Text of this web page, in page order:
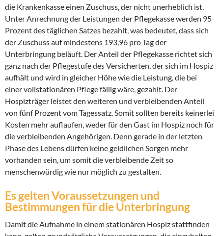
die Krankenkasse einen Zuschuss, der nicht unerheblich ist.
Unter Anrechnung der Leistungen der Pflegekasse werden 95
Prozent des täglichen Satzes bezahlt, was bedeutet, dass sich
der Zuschuss auf mindestens 193,96 pro Tag der
Unterbringung beläuft. Der Anteil der Pflegekasse richtet sich
ganz nach der Pflegestufe des Versicherten, der sich im Hospiz
aufhält und wird in gleicher Höhe wie die Leistung, die bei
einer vollstationären Pflege fällig wäre, gezahlt. Der
Hospizträger leistet den weiteren und verbleibenden Anteil
von fünf Prozent vom Tagessatz. Somit sollten bereits keinerlei
Kosten mehr auflaufen, weder für den Gast im Hospiz noch für
die verbleibenden Angehörigen. Denn gerade in der letzten
Phase des Lebens dürfen keine geldlichen Sorgen mehr
vorhanden sein, um somit die verbleibende Zeit so
menschenwürdig wie nur möglich zu gestalten.
Es gelten Voraussetzungen und
Bestimmungen für die Unterbringung
Damit die Aufnahme in einem stationären Hospiz stattfinden